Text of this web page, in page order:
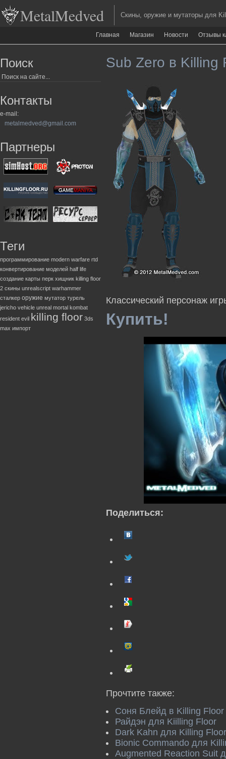
MetalMedved Скины, оружие и мутаторы для
Главная Магазин Новости Отзывы
Поиск
Контакты
e-mail:
metalmedved@gmail.com
Партнеры
Теги
программирование modern warfare rtd
конвертирование моделей half life
создание карты перк хищник killing floor
2 скины unrealscript warhammer
сталкер оружие мутатор турель
jericho vehicle unreal mortal kombat
resident evil killing floor 3ds
max импорт
Sub Zero в Killing
Классический персонаж
Купить!
Поделиться:
Прочтите также:
Соня Блейд в Killing Floor
Райдэн для Kiilling Floor
Dark Kahn для Killing Floor
Bionic Commando для
Augmented Reaction Suit